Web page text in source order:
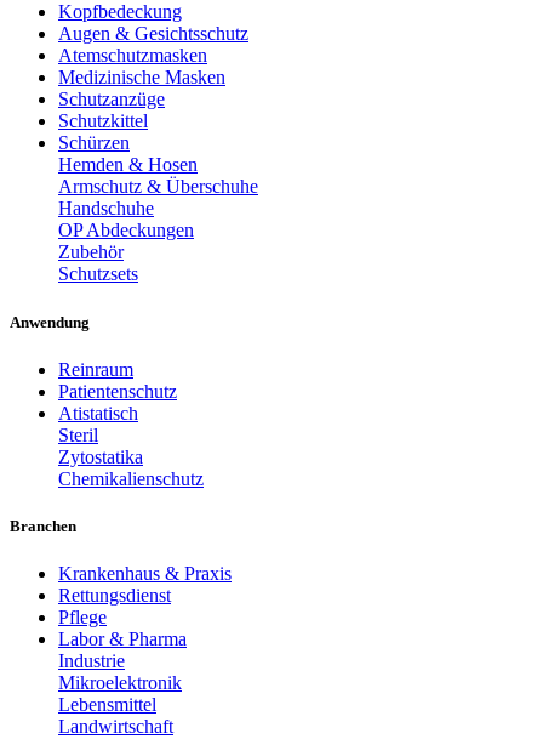
Kopfbedeckung
Augen & Gesichtsschutz
Atemschutzmasken
Medizinische Masken
Schutzanzüge
Schutzkittel
Schürzen
Hemden & Hosen
Armschutz & Überschuhe
Handschuhe
OP Abdeckungen
Zubehör
Schutzsets
Anwendung
Reinraum
Patientenschutz
Atistatisch
Steril
Zytostatika
Chemikalienschutz
Branchen
Krankenhaus & Praxis
Rettungsdienst
Pflege
Labor & Pharma
Industrie
Mikroelektronik
Lebensmittel
Landwirtschaft